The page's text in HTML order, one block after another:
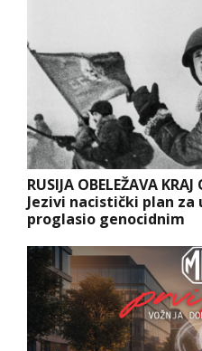
RUSIJA OBELEŽAVA
Jezivi nacistički plan
proglasio genocidnim